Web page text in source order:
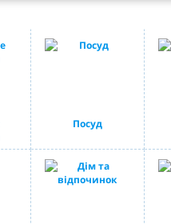
Посуд